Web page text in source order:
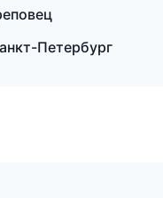
Петербург